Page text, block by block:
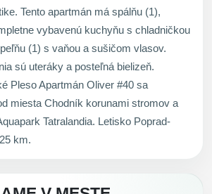
Tento apartmán má spálňu (1),
vybavenú kuchyňu s chladničkou
(1) s vaňou a sušičom vlasov.
sú uteráky a posteľná bielizeň.
Pleso Apartmán Oliver #40 sa
miesta Chodník korunami stromov a
Tatralandia. Letisko Poprad-
km.